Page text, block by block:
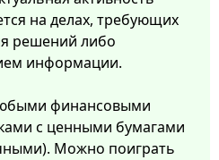
на делах, требующих
решений либо
информации.
финансовыми
с ценными бумагами
Можно поиграть